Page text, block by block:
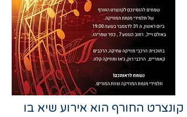
קונצרט החורף הוא אירוע שיא בו